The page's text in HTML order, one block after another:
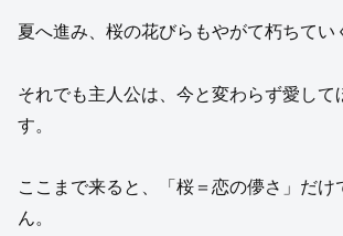
夏へ進み、桜の花びらもやがて朽ちてい
それでも主人公は、今と変わらず愛して
す。
ここまで来ると、「桜＝恋の儚さ」だけ
ん。